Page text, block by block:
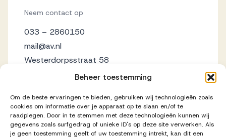
Beheer toestemming
Om de beste ervaringen te bieden, gebruiken wij technologieën zoals
cookies om informatie over je apparaat op te slaan en/of te
raadplegen. Door in te stemmen met deze technologieën kunnen wij
gegevens zoals surfgedrag of unieke ID's op deze site verwerken. Als
je geen toestemming geeft of uw toestemming intrekt, kan dit een
Neem contact op
033 – 2860150
mail@av.nl
Westerdorpsstraat 58
3871 AZ Hoevelaken